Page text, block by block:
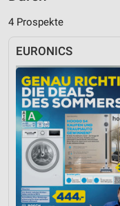
4 Prospekte
EURONICS
Funktional
Werbung